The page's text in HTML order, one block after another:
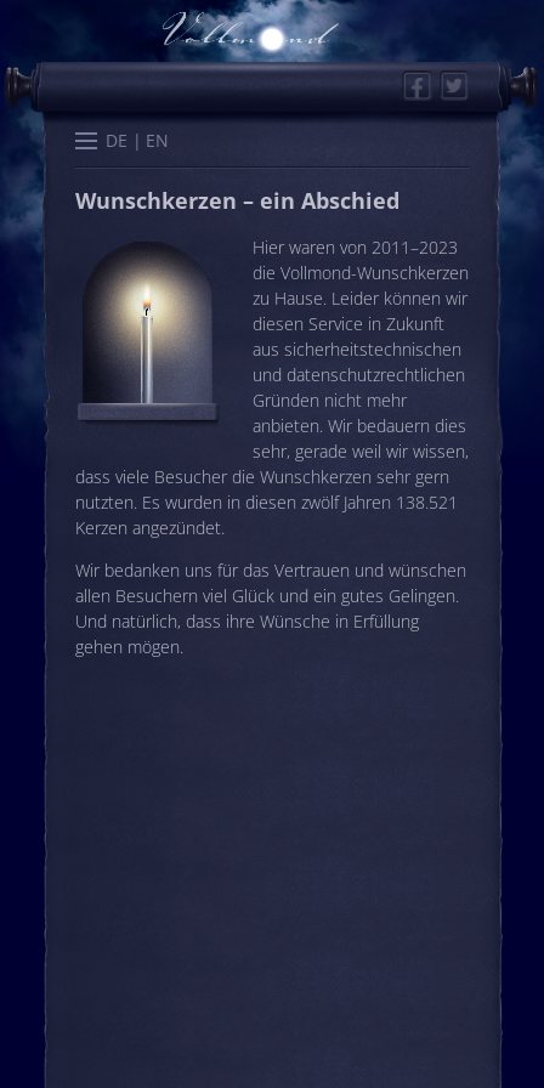
FacebookTwitter
DE EN
Start Kalender Karten
Wunschkerzen – ein Abschied
Hier waren von 2011–2023
die Vollmond-Wunschkerzen
zu Hause. Leider können wir
diesen Service in Zukunft
aus sicherheitstechnischen
und datenschutzrechtlichen
Gründen nicht mehr
anbieten. Wir bedauern dies
sehr, gerade weil wir wissen,
dass viele Besucher die Wunschkerzen sehr gern
nutzten. Es wurden in diesen zwölf Jahren 138.521
Kerzen angezündet.
Wir bedanken uns für das Vertrauen und wünschen
allen Besuchern viel Glück und ein gutes Gelingen.
Und natürlich, dass ihre Wünsche in Erfüllung
gehen mögen.